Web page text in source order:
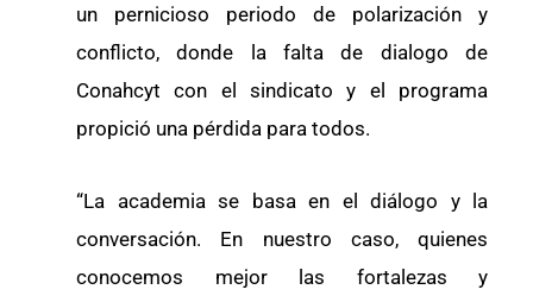
un pernicioso periodo de polarización y
conflicto, donde la falta de dialogo de
Conahcyt con el sindicato y el programa
propició una pérdida para todos.
“La academia se basa en el diálogo y la
conversación. En nuestro caso, quienes
conocemos mejor las fortalezas y